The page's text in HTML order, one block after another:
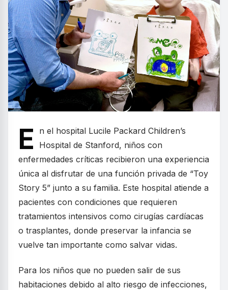
E
n el hospital Lucile Packard Children’s
Hospital de Stanford, niños con
enfermedades críticas recibieron una experiencia
única al disfrutar de una función privada de “Toy
Story 5” junto a su familia. Este hospital atiende a
pacientes con condiciones que requieren
tratamientos intensivos como cirugías cardíacas
o trasplantes, donde preservar la infancia se
vuelve tan importante como salvar vidas.
Para los niños que no pueden salir de sus
habitaciones debido al alto riesgo de infecciones,